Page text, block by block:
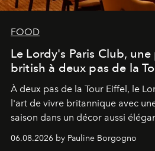
FOOD
Le Lordy's Paris Club,
british à deux pas de la
À deux pas de la Tour Eiffel, le
l'art de vivre britannique avec
saison dans un décor aussi
06.08.2026 by Pauline Borgogno